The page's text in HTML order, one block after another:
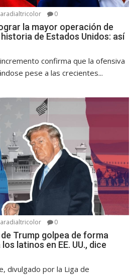
0
la mayor operación de
de Estados Unidos: así
confirma que la ofensiva
pese a las crecientes...
0
Trump golpea de forma
latinos en EE. UU., dice
divulgado por la Liga de